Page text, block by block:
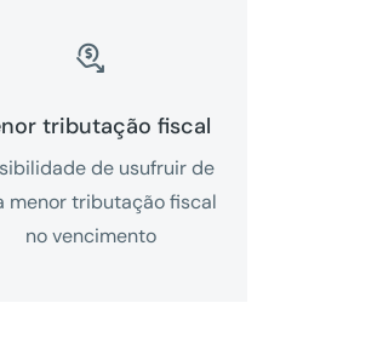

tributação fiscal
de usufruir de
menor tributação fiscal
no vencimento